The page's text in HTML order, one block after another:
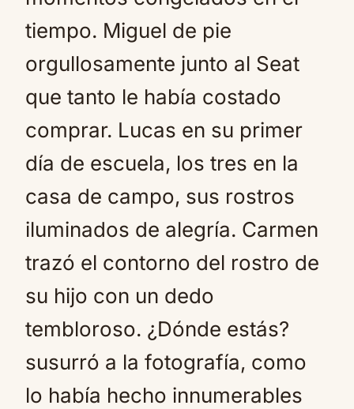
tiempo. Miguel de pie
orgullosamente junto al Seat
que tanto le había costado
comprar. Lucas en su primer
día de escuela, los tres en la
casa de campo, sus rostros
iluminados de alegría. Carmen
trazó el contorno del rostro de
su hijo con un dedo
tembloroso. ¿Dónde estás?
susurró a la fotografía, como
lo había hecho innumerables